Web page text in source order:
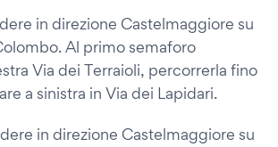
in direzione Castelmaggiore su
Al primo semaforo
Via dei Terraioli, percorrerla fino
a sinistra in Via dei Lapidari.
in direzione Castelmaggiore su